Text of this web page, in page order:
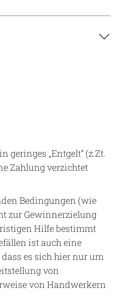

„Entgelt“ (z.Zt.
Zahlung verzichtet
Bedingungen (wie
zur Gewinnerzielung
Hilfe bestimmt
ist auch eine
es sich hier nur um
von
von Handwerkern